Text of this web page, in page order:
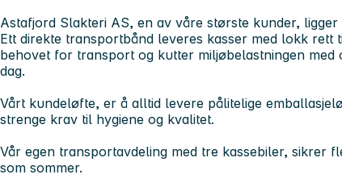
Astafjord Slakteri AS, en av våre største kunder,
Ett direkte transportbånd leveres kasser med lokk rett
behovet for transport og kutter miljøbelastningen
dag.
Vårt kundeløfte, er å alltid levere pålitelige
strenge krav til hygiene og kvalitet.
Vår egen transportavdeling med tre kassebiler, sikrer
som sommer.